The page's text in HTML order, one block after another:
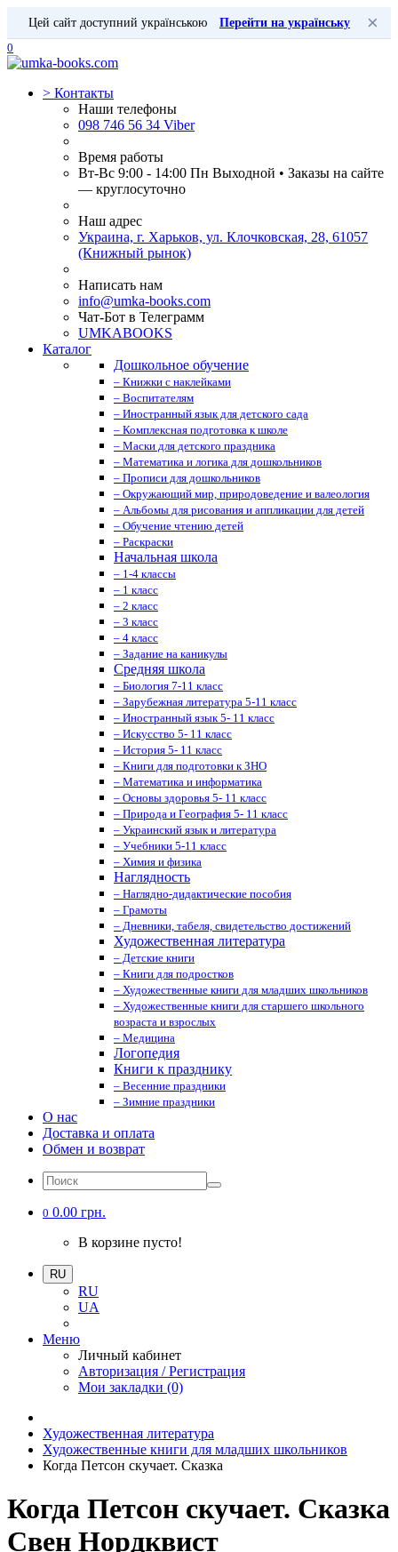
Цей сайт доступний українською Перейти на українську ×
0
> Контакты
Наши телефоны
098 746 56 34 Viber
Время работы
Вт-Вс 9:00 - 14:00 Пн Выходной • Заказы на сайте
— круглосуточно
Наш адрес
Украина, г. Харьков, ул. Клочковская, 28, 61057
(Книжный рынок)
Написать нам
info@umka-books.com
Чат-Бот в Телеграмм
UMKABOOKS
Каталог
Дошкольное обучение
– Книжки с наклейками
– Воспитателям
– Иностранный язык для детского сада
– Комплексная подготовка к школе
– Маски для детского праздника
– Математика и логика для дошкольников
– Прописи для дошкольников
– Окружающий мир, природоведение и валеология
– Альбомы для рисования и аппликации для детей
– Обучение чтению детей
– Раскраски
Начальная школа
– 1-4 классы
– 1 класс
– 2 класс
– 3 класс
– 4 класс
– Задание на каникулы
Средняя школа
– Биология 7-11 класс
– Зарубежная литература 5-11 класс
– Иностранный язык 5- 11 класс
– Искусство 5- 11 класс
– История 5- 11 класс
– Книги для подготовки к ЗНО
– Математика и информатика
– Основы здоровья 5- 11 класс
– Природа и География 5- 11 класс
– Украинский язык и литература
– Учебники 5-11 класс
– Химия и физика
Наглядность
– Наглядно-дидактические пособия
– Грамоты
– Дневники, табеля, свидетельство достижений
Художественная литература
– Детские книги
– Книги для подростков
– Художественные книги для младших школьников
– Художественные книги для старшего школьного
возраста и взрослых
– Медицина
Логопедия
Книги к празднику
– Весенние праздники
– Зимние праздники
О нас
Доставка и оплата
Обмен и возврат
0 0.00 грн.
В корзине пусто!
RU
RU
UA
Меню
Личный кабинет
Авторизация / Регистрация
Мои закладки (0)
Художественная литература
Художественные книги для младших школьников
Когда Петсон скучает. Сказка
Когда Петсон скучает. Сказка
Свен Нордквист